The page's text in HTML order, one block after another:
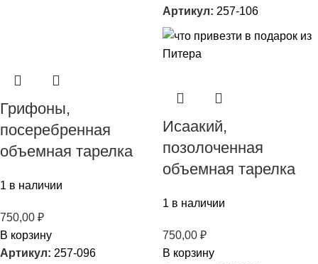
Артикул: 257-106
Грифоны,
посеребренная
объемная тарелка
1 в наличии
750,00 ₽
В корзину
Артикул: 257-096
Исаакий,
позолоченная
объемная тарелка
1 в наличии
750,00 ₽
В корзину